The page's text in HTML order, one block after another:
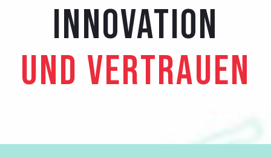
Wir pflegen mit SPAR schon immer eine sehr gute
Zusammenarbeit und einen regelmässigen
Austausch auf Augenhöhe. Wir schätzen, dass
SPAR und vor allem SPAR express unsere starken
INNOVATION
UND VERTRAUEN